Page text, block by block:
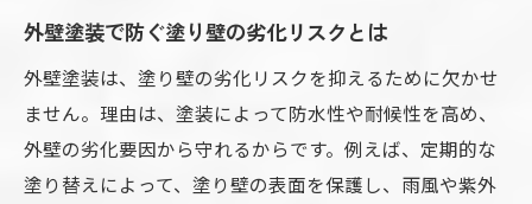
外壁塗装で防ぐ塗り壁の劣化リスクとは
外壁塗装は、塗り壁の劣化リスクを抑えるために欠かせ
ません。理由は、塗装によって防水性や耐候性を高め、
外壁の劣化要因から守れるからです。例えば、定期的な
塗り替えによって、塗り壁の表面を保護し、雨風や紫外